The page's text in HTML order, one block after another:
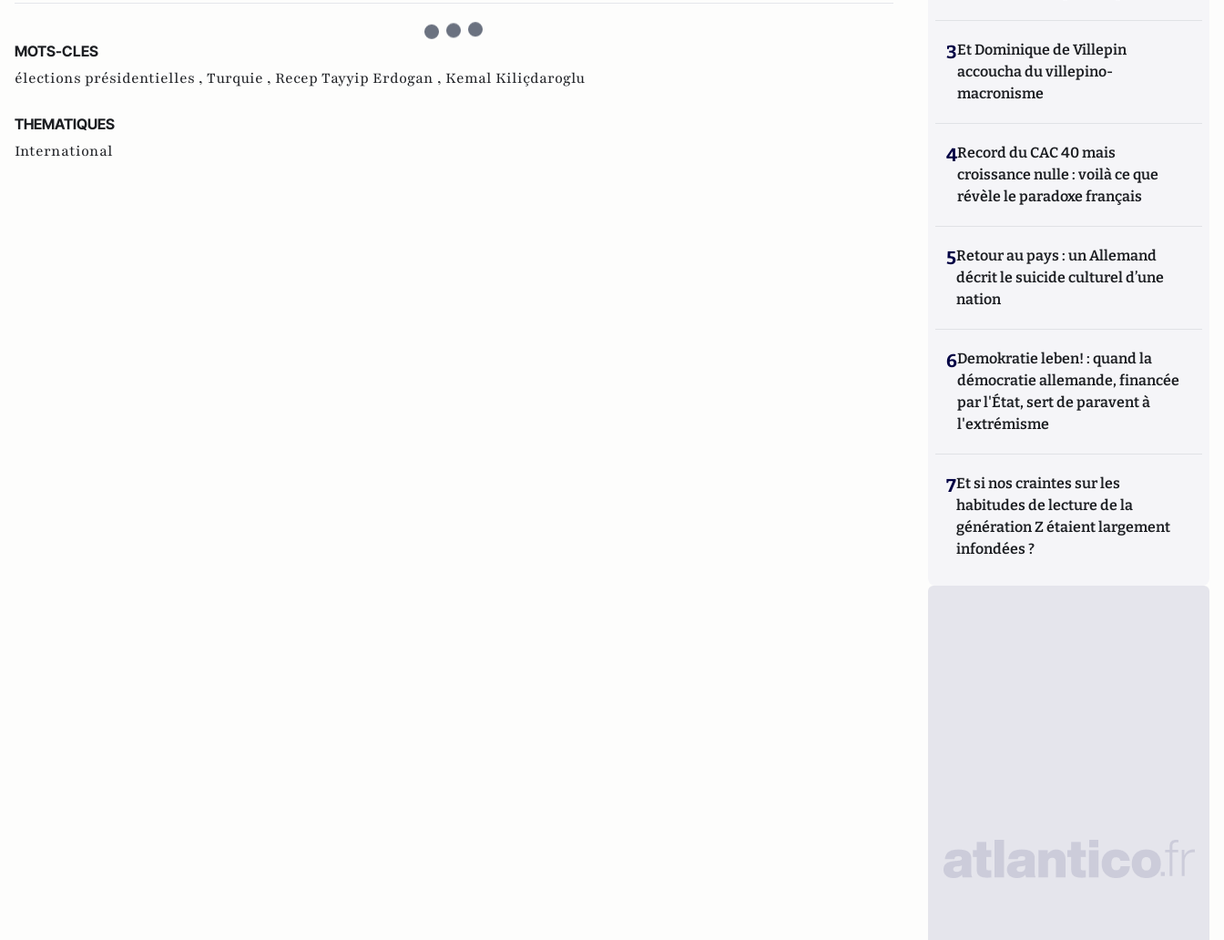
MOTS-CLES
élections présidentielles , Turquie , Recep Tayyip Erdogan , Kemal Kiliçdaroglu
THEMATIQUES
International
3Et Dominique de Villepin
accoucha du villepino-
macronisme
4Record du CAC 40 mais
croissance nulle : voilà ce que
révèle le paradoxe français
5Retour au pays : un Allemand
décrit le suicide culturel d’une
nation
6Demokratie leben! : quand la
démocratie allemande, financée
par l'État, sert de paravent à
l'extrémisme
7Et si nos craintes sur les
habitudes de lecture de la
génération Z étaient largement
infondées ?